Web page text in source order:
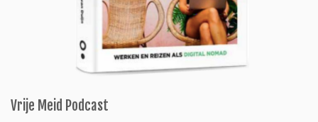
Vrije Meid Podcast